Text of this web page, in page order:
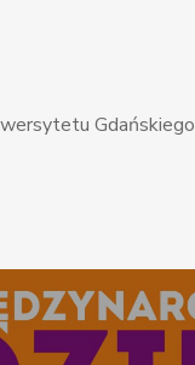
Gdańskiego